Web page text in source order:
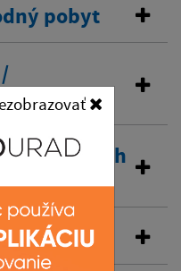
pobyt
na návrh
pobytu